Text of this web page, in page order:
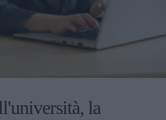
la